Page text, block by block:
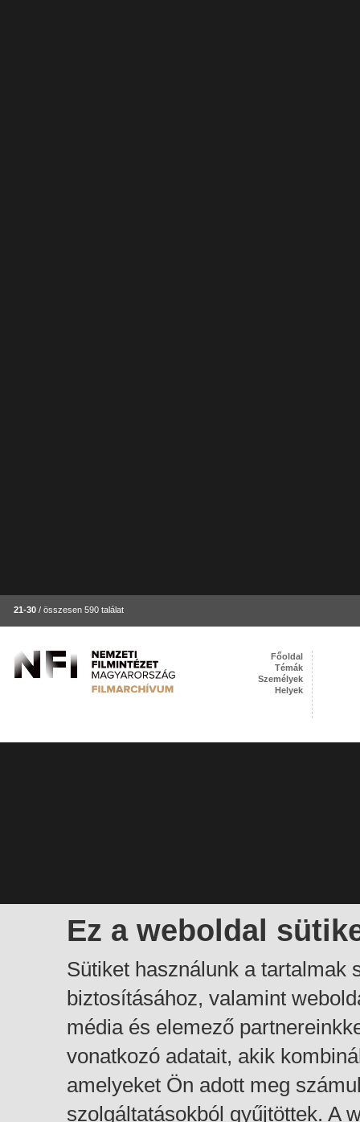
21-30 / összesen 590 találat
Ez a weboldal
Sütiket használunk a tartalmak
biztosításához, valamint
média és elemező
vonatkozó adatait, akik
amelyeket Ön adott meg
szolgáltatásokból gyűjtöttek. A
Főoldal
Témák
Személyek
Helyek